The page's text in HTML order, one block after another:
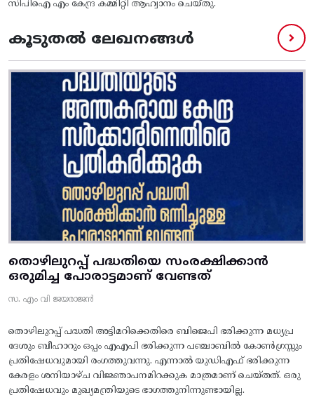
സിപിഐ എം കേന്ദ്ര കമ്മിറ്റി ആഹ്വാനം ചെയ്തു.
കൂടുതൽ ലേഖനങ്ങൾ
തൊഴിലുറപ്പ് പദ്ധതിയെ സംരക്ഷിക്കാൻ
ഒരുമിച്ച പോരാട്ടമാണ് വേണ്ടത്
സ. എം വി ജയരാജൻ
തൊഴിലുറപ്പ് പദ്ധതി അട്ടിമറിക്കെതിരെ ബിജെപി ഭരിക്കുന്ന മധ്യപ്ര
ദേശും ബീഹാറും ഒപ്പം എഎപി ഭരിക്കുന്ന പഞ്ചാബിൽ കോൺഗ്രസ്സും
പ്രതിഷേധവുമായി രംഗത്തുവന്നു. എന്നാൽ യുഡിഎഫ് ഭരിക്കുന്ന
കേരളം ശനിയാഴ്ച വിജ്ഞാപനമിറക്കുക മാത്രമാണ് ചെയ്തത്. ഒരു
പ്രതിഷേധവും മുഖ്യമന്ത്രിയുടെ ഭാഗത്തുനിന്നുണ്ടായില്ല.